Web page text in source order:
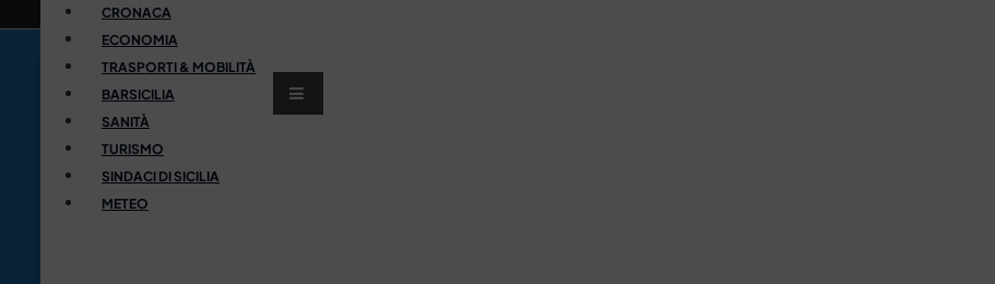
CRONACA
ECONOMIA
TRASPORTI & MOBILITÀ
BARSICILIA
SANITÀ
TURISMO
SINDACI DI SICILIA
METEO